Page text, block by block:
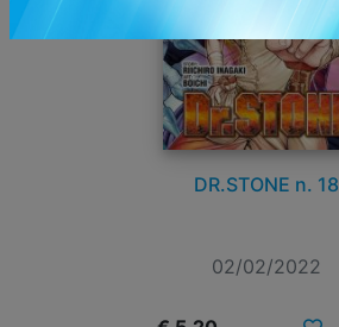
DR.STONE n. 18
02/02/2022